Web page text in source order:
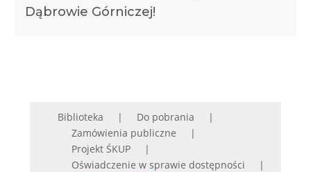
Dąbrowie Górniczej!
Biblioteka
Do pobrania
Zamówienia publiczne
Projekt ŚKUP
Oświadczenie w sprawie dostępności